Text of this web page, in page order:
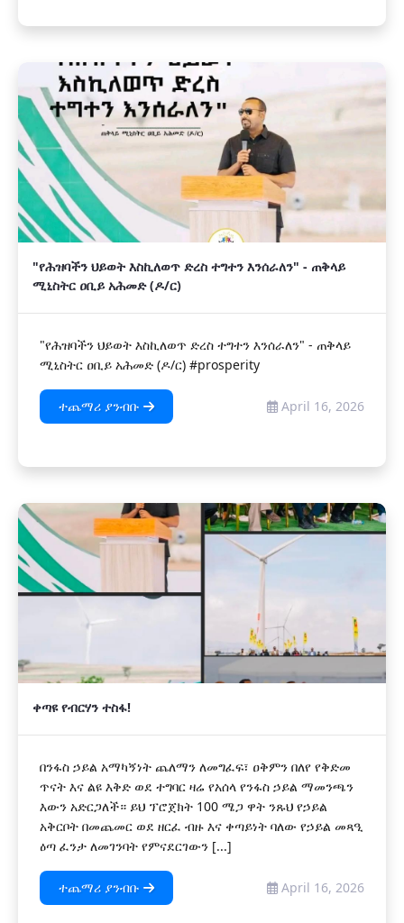
"የሕዝባችን ህይወት እስኪለወጥ ድረስ ተግተን እንሰራለን" - ጠቅላይ
ሚኒስትር ዐቢይ አሕመድ (ዶ/ር)
"የሕዝባችን ህይወት እስኪለወጥ ድረስ ተግተን እንሰራለን" - ጠቅላይ
ሚኒስትር ዐቢይ አሕመድ (ዶ/ር) #prosperity
ተጨማሪ ያንብቡ April 16, 2026
ቀጣዩ የብርሃን ተስፋ!
‎በንፋስ ኃይል አማካኝነት ጨለማን ለመግፈፍ፣ ዐቅምን በለየ የቅድመ
ጥናት እና ልዩ እቅድ ወደ ተግባር ዛሬ የአሰላ የንፋስ ኃይል ማመንጫን
እውን አድርጋለች። ይህ ፕሮጀክት 100 ሜጋ ዋት ንጹህ የኃይል
አቅርቦት በመጨመር ወደ ዘርፈ ብዙ እና ቀጣይነት ባለው የኃይል መጻዒ
ዕጣ ፈንታ ለመገንባት የምናደርገውን [...]
ተጨማሪ ያንብቡ April 16, 2026